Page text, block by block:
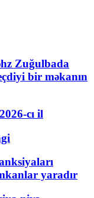
Zuğulbada
bir məkanın
cı il
yaradır